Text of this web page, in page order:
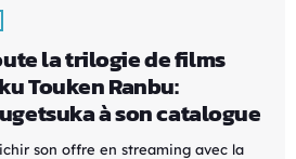
la trilogie de films
Touken Ranbu:
à son catalogue
son offre en streaming avec la